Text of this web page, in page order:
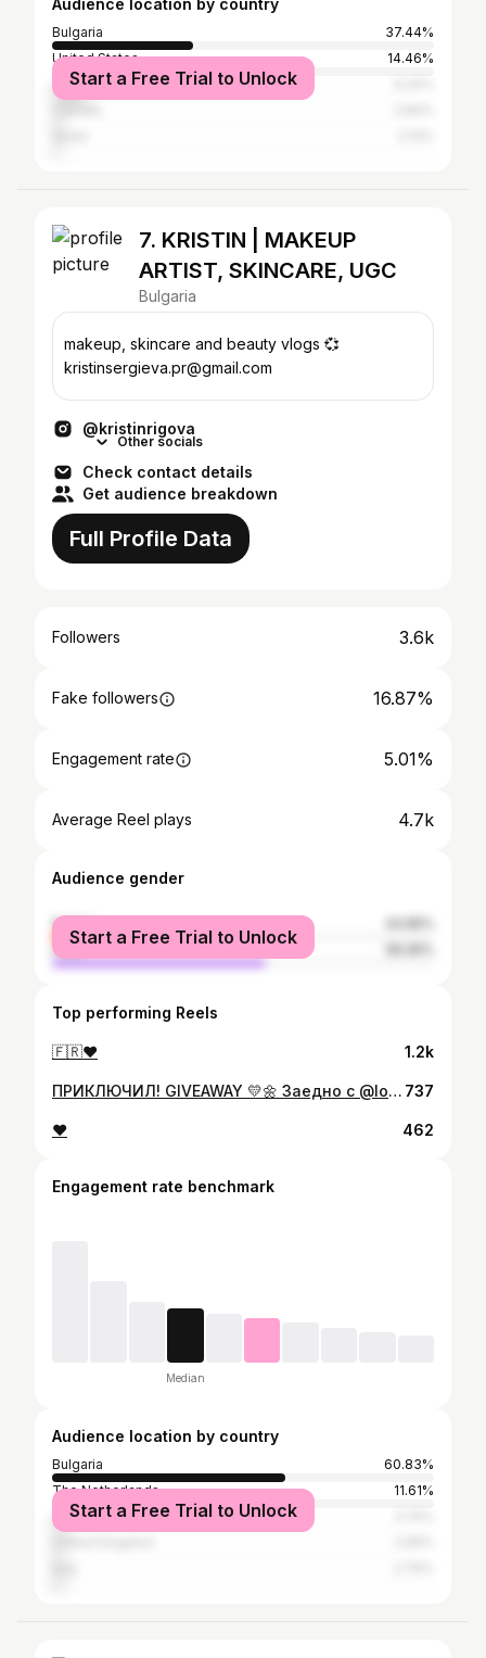
Audience location by country
Bulgaria
37.44%
United States
14.46%
United Kingdom
Start a Free Trial to Unlock
7. KRISTIN | MAKEUP
ARTIST, SKINCARE, UGC
Bulgaria
makeup, skincare and beauty vlogs 💞
kristinsergieva.pr@gmail.com
@kristinrigova
Other socials
Check contact details
Get audience breakdown
Full Profile Data
Followers 3.6k
Fake followers 16.87%
Engagement rate 5.01%
Average Reel plays 4.7k
Audience gender
female
male
Start a Free Trial to Unlock
Top performing Reels
🇫🇷❤️ 1.2k
ПРИКЛЮЧИЛ! GIVEAWAY 💛🌼 Заедно с @loccitane_bulgaria искаме да подарим на една от вас истинско изживяване с подбрани продукти от бадемовата серия 😍 С копринена текстура, нежен аромат и дълбока хидратация, серията с бадем е истински ритуал за грижа, който събужда сетивата и успокоява ума 💛 Комплектът, който ще зарадва една от вас, включва стягащо олио с бадем, олио с блестящи частици за тяло с бадем, ексфолиращ душ гел с бадем и гуа ша за тяло 😍 Ето как да участвате: 💛 последвайте мен и @loccitane_bulgaria 💛 харесайте този пост 💛 тагнете една приятелка 📅 Краен срок за участие: 31.07.2025 ✨ Ще обявя победителя: на 31.07.2025 на стори и ще се свържа лично с него 🥰 Успех 💛🥰 -------------------------------------------- ‼️Giveaway-ът не е спонсориран, администриран или свързан с Instagram. Победителят ще бъде избран на случаен принцип. Продуктът е с промоционална цел и не заменя професионален медицински съвет. Ако имате алергии или специфични проблеми със кожата, консултирайте се с дерматолог преди употреба. Участието е валидно само за лица над 18 години, живеещи в България. При еднакви коментари се зачита веднъж. 737
❤️ 462
Engagement rate benchmark
Median
Audience location by country
Bulgaria
60.83%
The Netherlands
11.61%
United States
Start a Free Trial to Unlock